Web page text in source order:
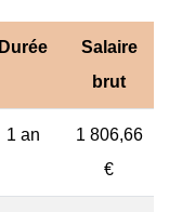
Durée
Salaire
brut
1 an
1 806,66
€